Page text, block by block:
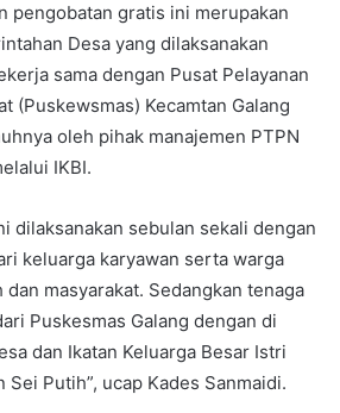
pengobatan gratis ini merupakan
Desa yang dilaksanakan
sama dengan Pusat Pelayanan
(Puskewsmas) Kecamtan Galang
oleh pihak manajemen PTPN
IKBI.
dilaksanakan sebulan sekali dengan
keluarga karyawan serta warga
masyarakat. Sedangkan tenaga
Puskesmas Galang dengan di
dan Ikatan Keluarga Besar Istri
Sei Putih”, ucap Kades Sanmaidi.